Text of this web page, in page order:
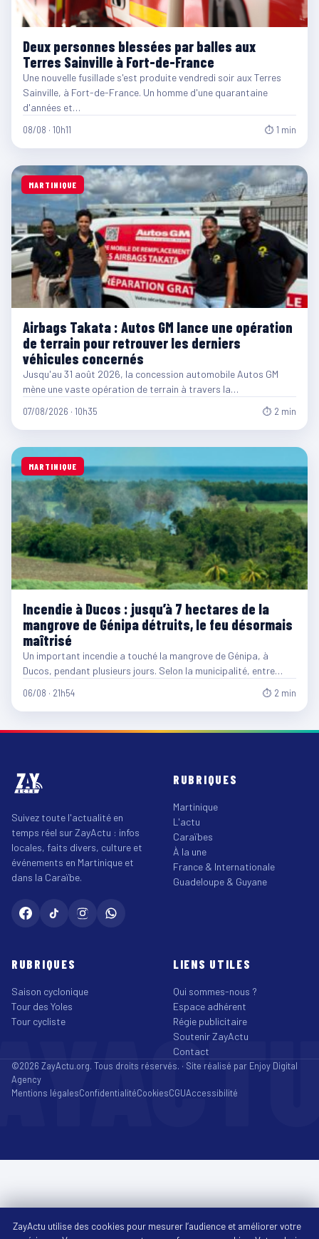
Deux personnes blessées par balles aux
Terres Sainville à Fort-de-France
Une nouvelle fusillade s'est produite vendredi soir aux Terres
Sainville, à Fort-de-France. Un homme d'une quarantaine
d'années et…
08/08 · 10h11 ⏱ 1 min
MARTINIQUE
Airbags Takata : Autos GM lance une opération
de terrain pour retrouver les derniers
véhicules concernés
Jusqu'au 31 août 2026, la concession automobile Autos GM
mène une vaste opération de terrain à travers la…
07/08/2026 · 10h35 ⏱ 2 min
MARTINIQUE
Incendie à Ducos : jusqu’à 7 hectares de la
mangrove de Génipa détruits, le feu désormais
maîtrisé
Un important incendie a touché la mangrove de Génipa, à
Ducos, pendant plusieurs jours. Selon la municipalité, entre…
06/08 · 21h54 ⏱ 2 min
Suivez toute l'actualité en
temps réel sur ZayActu : infos
locales, faits divers, culture et
événements en Martinique et
dans la Caraïbe.
RUBRIQUES
Martinique
L'actu
Caraïbes
À la une
France & Internationale
Guadeloupe & Guyane
RUBRIQUES
Saison cyclonique
Tour des Yoles
Tour cycliste
LIENS UTILES
Qui sommes-nous ?
Espace adhérent
Régie publicitaire
Soutenir ZayActu
Contact
©2026 ZayActu.org. Tous droits réservés. · Site réalisé par Enjoy Digital
Agency
Mentions légalesConfidentialitéCookiesCGUAccessibilité
ZayActu utilise des cookies pour mesurer l’audience et améliorer votre